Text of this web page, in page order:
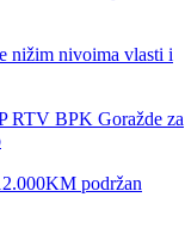
u FBiH izdvaja se
nižim nivoima vlasti i
RTV BPK Goražde za